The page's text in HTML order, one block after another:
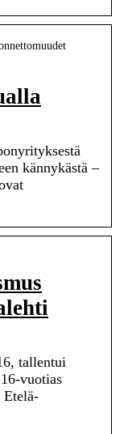
kännykästä –
tallentui
vuotias
Etelä-